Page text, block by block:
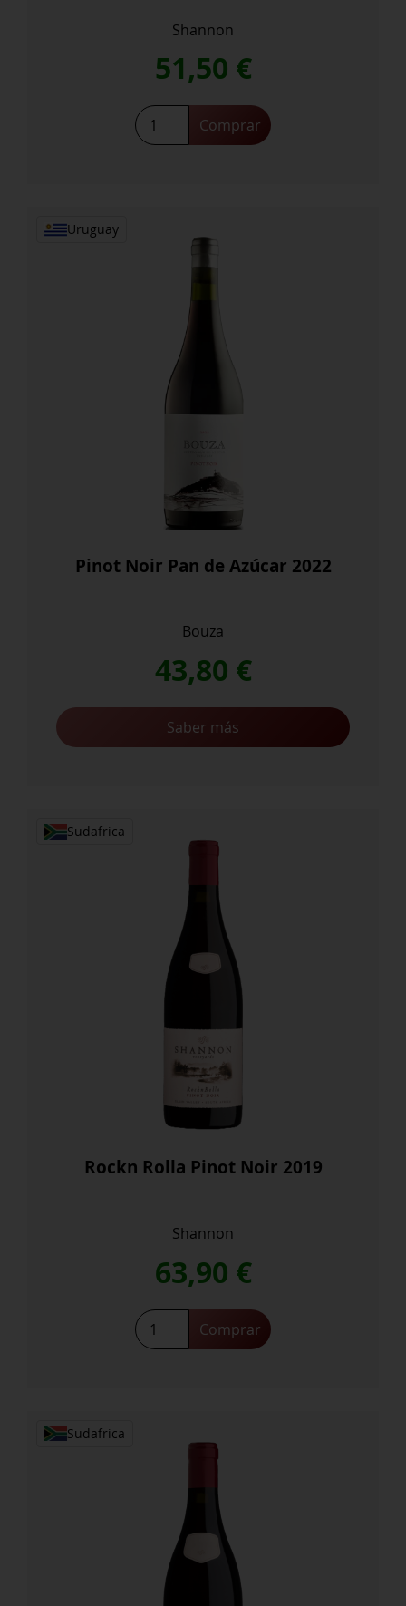
Shannon
51,50 €
Oscar
Browne
Comprar
Uruguay
Pinot Noir Pan de Azúcar 2022
Bouza
43,80 €
Saber más
Sudafrica
Rockn Rolla Pinot Noir 2019
Shannon
63,90 €
Rockn
Rolla
Comprar
Sudafrica